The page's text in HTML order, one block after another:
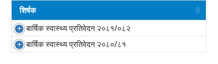
शिर्षक
बार्षिक स्वास्थ्य प्रतिवेदन २०८१/०८२
बार्षिक स्वास्थ्य प्रतिवेदन २०८०/८१